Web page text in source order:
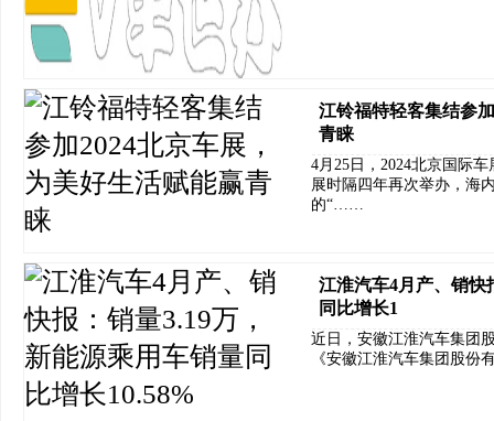
江铃福特轻客集结参
青睐
4月25日，2024北京国际
展时隔四年再次举办，海
的“……
江淮汽车4月产、销快
同比增长1
近日，安徽江淮汽车集团
《安徽江淮汽车集团股